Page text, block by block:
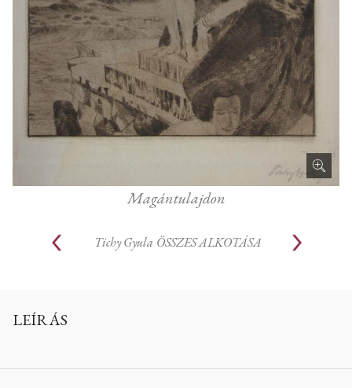
Magántulajdon
Tichy Gyula ÖSSZES ALKOTÁSA
LEÍRÁS